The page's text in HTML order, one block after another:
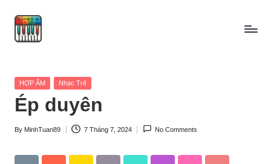
Skip
Posted
HỢP ÂM Nhạc Trẻ
Ép duyên
Posted
By MinhTuan89 7 Tháng 7, 2024 No Comments